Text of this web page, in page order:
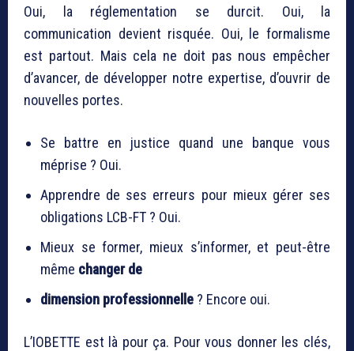
Oui, la réglementation se durcit. Oui, la
communication devient risquée. Oui, le formalisme
est partout. Mais cela ne doit pas nous empêcher
d’avancer, de développer notre expertise, d’ouvrir de
nouvelles portes.
Se battre en justice quand une banque vous
méprise ? Oui.
Apprendre de ses erreurs pour mieux gérer ses
obligations LCB-FT ? Oui.
Mieux se former, mieux s’informer, et peut-être
même changer de
dimension professionnelle ? Encore oui.
L’IOBETTE est là pour ça. Pour vous donner les clés,